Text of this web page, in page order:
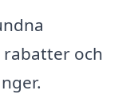
rabatter och